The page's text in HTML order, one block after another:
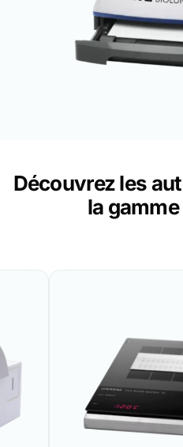
Découvrez les
la gamme